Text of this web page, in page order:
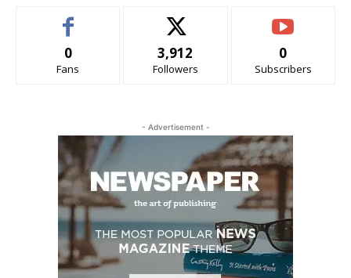
0
Fans
3,912
Followers
0
Subscribers
- Advertisement -